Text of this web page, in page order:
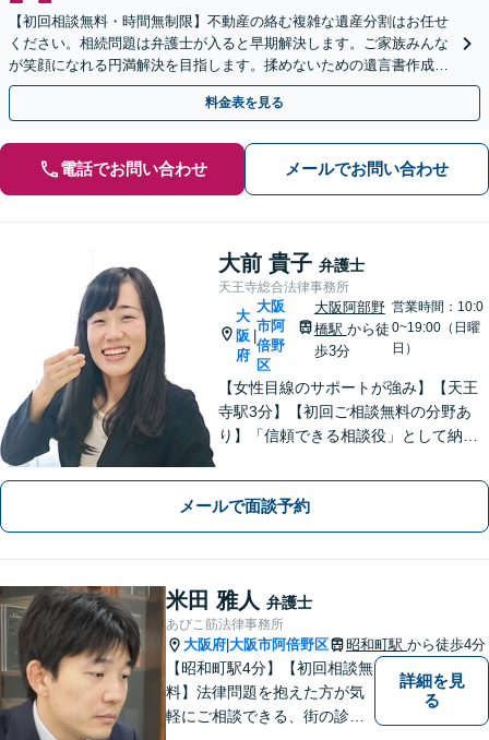
【初回相談無料・時間無制限】不動産の絡む複雑な遺産分割はお任せ
ください。相続問題は弁護士が入ると早期解決します。ご家族みんな
が笑顔になれる円満解決を目指します。揉めないための遺言書作成も
ご相談ください。【出張相談可】
料金表を見る
電話でお問い合わせ メールでお問い合わせ
大前 貴子 弁護士
天王寺総合法律事務所
大
阪
府
大阪
市阿
倍野
区
大阪阿部野
橋駅 から徒
歩3分
営業時間：10:0
0~19:00（日曜
日）
【女性目線のサポートが強み】【天王
寺駅3分】【初回ご相談無料の分野あ
り】「信頼できる相談役」として納得
問題】安心して相談できる環境・関係
づくりを心がけます【借金・債務整
理】経済状況に応じて適切な解決策を
ご提案します
メールで面談予約
米田 雅人 弁護士
あびこ筋法律事務所
大阪府 大阪市阿倍野区 昭和町駅 から徒歩4分
【昭和町駅4分】【初回相談無
料】法律問題を抱えた方が気
軽にご相談できる、街の診療
詳細を見
る